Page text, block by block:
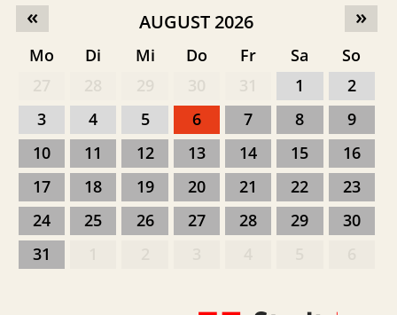
»
« AUGUST 2026
Mo Di Mi Do Fr Sa
So
1
2
3
4 5 6 7 8
9
10
11 12 13 14 15
16
17
18 19 20 21 22
23
24
25 26 27 28 29
30
31